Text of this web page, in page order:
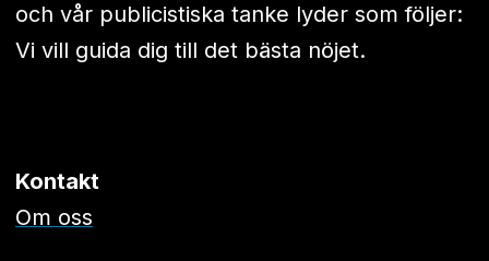
och vår publicistiska tanke lyder som följer:
Vi vill guida dig till det bästa nöjet.
Kontakt
Om oss